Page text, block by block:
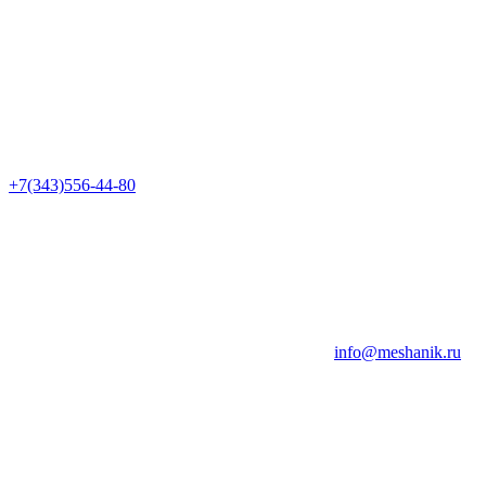
+7(343)556-44-80
info@meshanik.ru